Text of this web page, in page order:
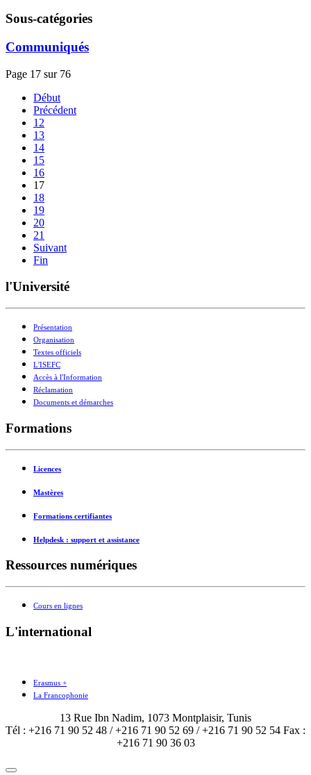
Sous-catégories
Communiqués
Page 17 sur 76
Début
Précédent
12
13
14
15
16
17
18
19
20
21
Suivant
Fin
l'Université
Présentation
Organisation
Textes officiels
L'ISEFC
Accès à l'Information
Réclamation
Documents et démarches
Formations
Licences
Mastères
Formations certifiantes
Helpdesk : support et assistance
Ressources numériques
Cours en lignes
L'international
Erasmus +
La Francophonie
13 Rue Ibn Nadim, 1073 Montplaisir, Tunis
Tél : +216 71 90 52 48 / +216 71 90 52 69 / +216 71 90 52 54 Fax :
+216 71 90 36 03